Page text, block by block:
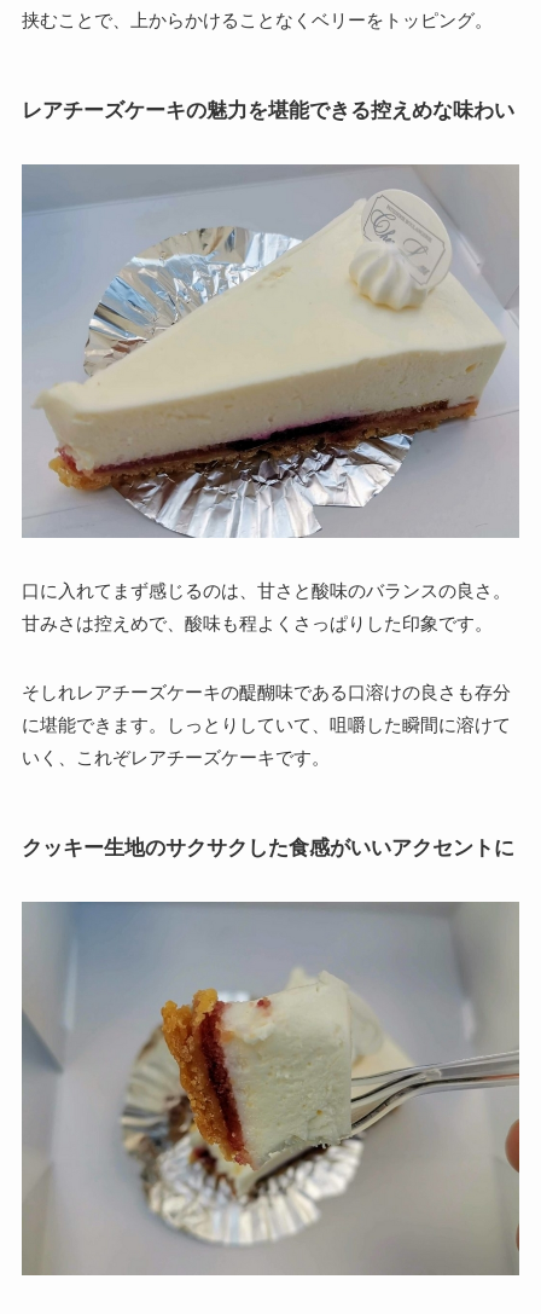
挟むことで、上からかけることなくベリーをトッピング。
レアチーズケーキの魅力を堪能できる控えめな味わい
口に入れてまず感じるのは、甘さと酸味のバランスの良さ。
甘みさは控えめで、酸味も程よくさっぱりした印象です。
そしれレアチーズケーキの醍醐味である口溶けの良さも存分
に堪能できます。
しっとりしていて、咀嚼した瞬間に溶けて
いく、これぞレアチーズケーキです。
クッキー生地のサクサクした食感がいいアクセントに